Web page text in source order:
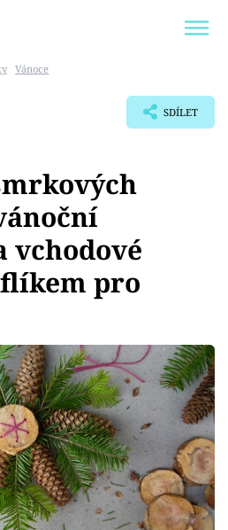
Vánoce
SDÍLET
vchodové
pro